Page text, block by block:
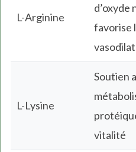
L-Arginine
d’oxyde
favorise
L-Lysine
Soutien
vitalité